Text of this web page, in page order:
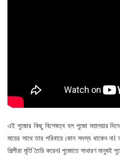
এই পুজোর কিছু বিশেষত্ব হল পুজো মহালয়ার দিনে
মায়ের সাথে তার পরিবারে কোন সদস্য থাকেন
শিল্পীরা মূর্তি তৈরি করেন। পুজোতে সাধারণ